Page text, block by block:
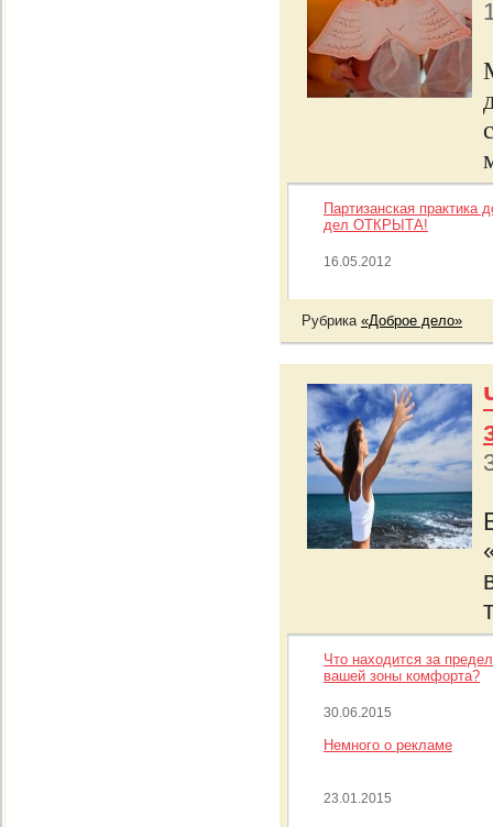
Партизанская практика
дел ОТКРЫТА!
16.05.2012
Рубрика «Доброе дело»
Что находится за
вашей зоны комфорта?
30.06.2015
Немного о рекламе
23.01.2015